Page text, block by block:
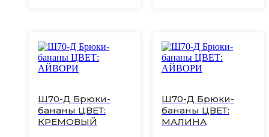
Ш70-Д Брюки-
бананы ЦВЕТ:
КРЕМОВЫЙ
Этот
товар
имеет
Опции
можно
выбрать
Ш70-Д Брюки-
бананы ЦВЕТ:
МАЛИНА
Этот
товар
имеет
Опции
можно
выбрать